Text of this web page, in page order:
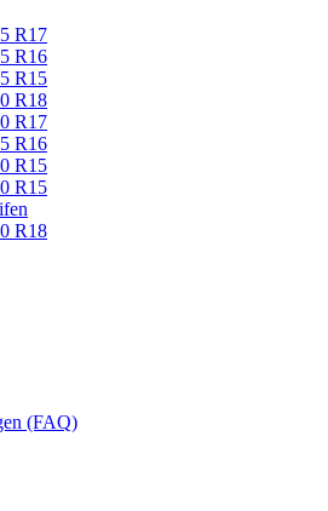
R17
R16
R15
R18
R17
R16
R15
R15
R18
(FAQ)